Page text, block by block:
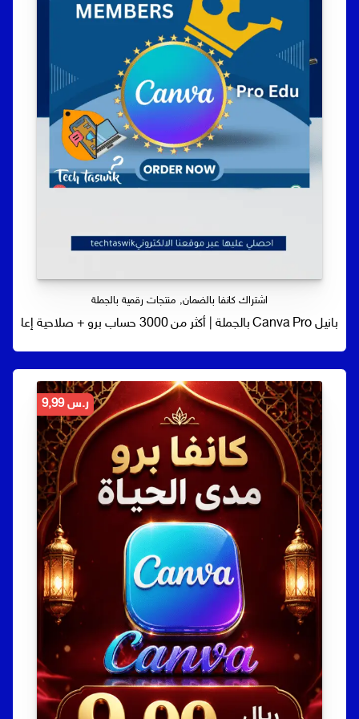
اشتراك كانفا بالضمان, منتجات رقمية بالجملة
بانيل Canva Pro بالجملة | أكثر من 3000 حساب برو + صلاحية إعادة بيع
ر.س9,99